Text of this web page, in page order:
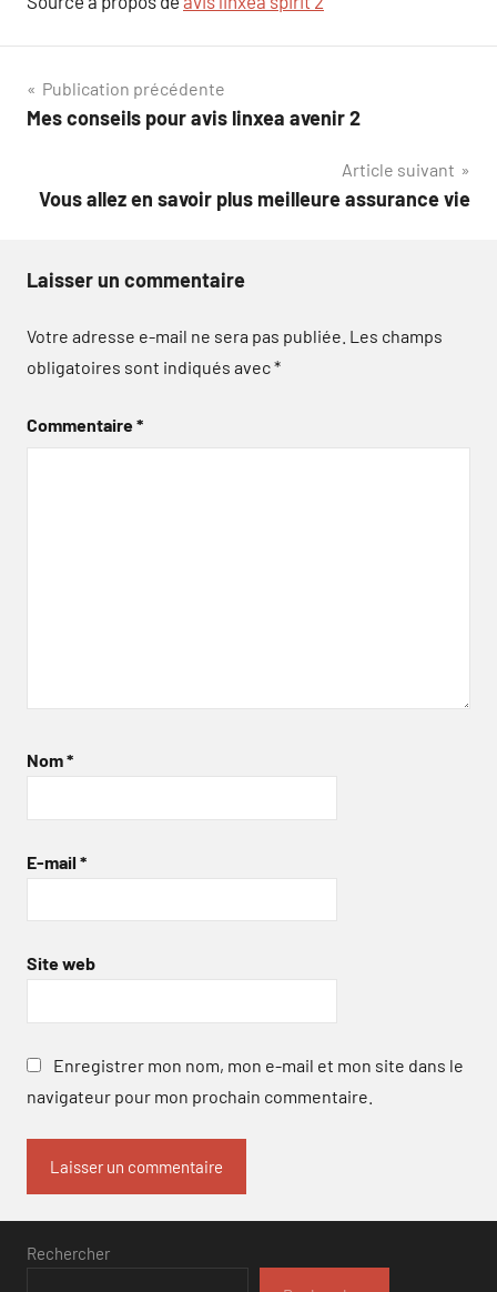
Navigation
de
Publication précédente
Mes conseils pour avis linxea avenir 2
Article suivant
Vous allez en savoir plus meilleure assurance vie
Laisser un commentaire
Votre adresse e-mail ne sera pas publiée. Les champs
obligatoires sont indiqués avec*
Commentaire*
Nom*
E-mail *
Site web
Enregistrer mon nom, mon e-mail et mon site dans le
navigateur pour mon prochain commentaire.
Rechercher